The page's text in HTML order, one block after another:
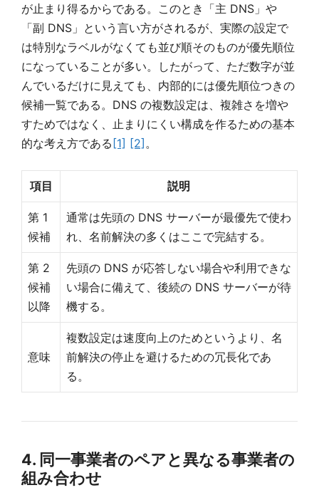
が止まり得るからである。このとき「主 DNS」や
「副 DNS」という言い方がされるが、実際の設定で
は特別なラベルがなくても並び順そのものが優先順位
になっていることが多い。したがって、ただ数字が並
んでいるだけに見えても、内部的には優先順位つきの
候補一覧である。DNS の複数設定は、複雑さを増や
すためではなく、止まりにくい構成を作るための基本
的な考え方である[1] [2] 。
項目 説明
第 1
候補
通常は先頭の DNS サーバーが最優先で使わ
れ、名前解決の多くはここで完結する。
第 2
候補
以降
先頭の DNS が応答しない場合や利用できな
い場合に備えて、後続の DNS サーバーが待
機する。
意味
複数設定は速度向上のためというより、名
前解決の停止を避けるための冗長化であ
る。
4. 同一事業者のペアと異なる事業者の
組み合わせ